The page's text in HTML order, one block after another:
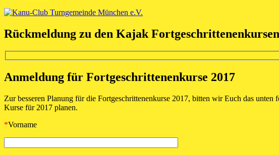
Rückmeldung zu den Kajak Fortgeschrittenenkursen
Anmeldung für Fortgeschrittenenkurse 2017
Zur besseren Planung für die Fortgeschrittenenkurse 2017, bitten wir Euch das
Kurse für 2017 planen.
*Vorname